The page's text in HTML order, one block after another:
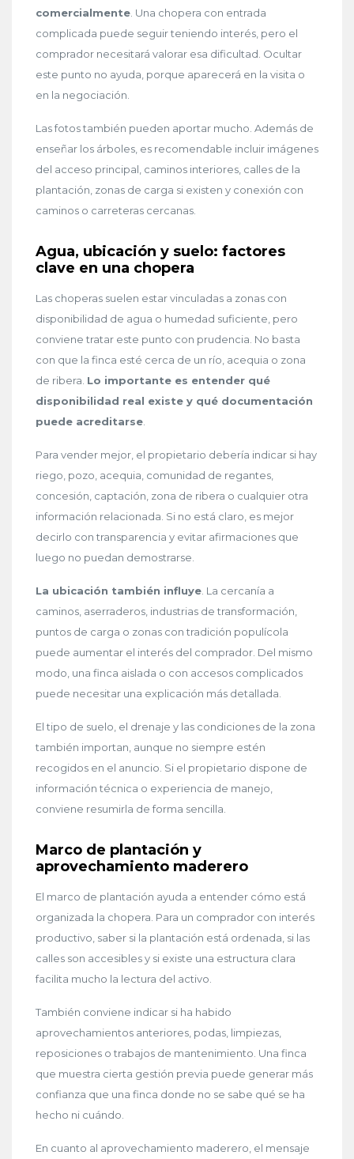
comercialmente . Una chopera con entrada
complicada puede seguir teniendo interés, pero el
comprador necesitará valorar esa dificultad. Ocultar
este punto no ayuda, porque aparecerá en la visita o
en la negociación.
Las fotos también pueden aportar mucho. Además de
enseñar los árboles, es recomendable incluir imágenes
del acceso principal, caminos interiores, calles de la
plantación, zonas de carga si existen y conexión con
caminos o carreteras cercanas.
Agua, ubicación y suelo: factores
clave en una chopera
Las choperas suelen estar vinculadas a zonas con
disponibilidad de agua o humedad suficiente, pero
conviene tratar este punto con prudencia. No basta
con que la finca esté cerca de un río, acequia o zona
de ribera. Lo importante es entender qué
disponibilidad real existe y qué documentación
puede acreditarse
Para vender mejor, el propietario debería indicar si hay
riego, pozo, acequia, comunidad de regantes,
concesión, captación, zona de ribera o cualquier otra
información relacionada. Si no está claro, es mejor
decirlo con transparencia y evitar afirmaciones que
luego no puedan demostrarse.
La ubicación también influye . La cercanía a
caminos, aserraderos, industrias de transformación,
puntos de carga o zonas con tradición populícola
puede aumentar el interés del comprador. Del mismo
modo, una finca aislada o con accesos complicados
puede necesitar una explicación más detallada.
El tipo de suelo, el drenaje y las condiciones de la zona
también importan, aunque no siempre estén
recogidos en el anuncio. Si el propietario dispone de
información técnica o experiencia de manejo,
conviene resumirla de forma sencilla.
Marco de plantación y
aprovechamiento maderero
El marco de plantación ayuda a entender cómo está
organizada la chopera. Para un comprador con interés
productivo, saber si la plantación está ordenada, si las
calles son accesibles y si existe una estructura clara
facilita mucho la lectura del activo.
También conviene indicar si ha habido
aprovechamientos anteriores, podas, limpiezas,
reposiciones o trabajos de mantenimiento. Una finca
que muestra cierta gestión previa puede generar más
confianza que una finca donde no se sabe qué se ha
hecho ni cuándo.
En cuanto al aprovechamiento maderero, el mensaje